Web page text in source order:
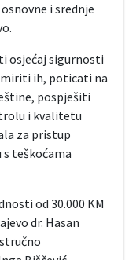
i srednje
osjećaj sigurnosti
ih, poticati na
pospješiti
i kvalitetu
za pristup
s teškoćama
od 30.000 KM
dr. Hasan